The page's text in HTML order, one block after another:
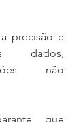
precisão e
dados,
não
que